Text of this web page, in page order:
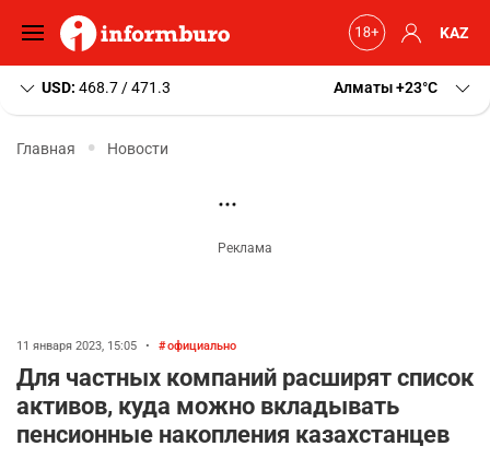
KAZ
USD: 468.7 / 471.3 Алматы+23 C
Главная Новости
11 января 2023, 15:05 • официально
Для частных компаний расширят список
активов, куда можно вкладывать
пенсионные накопления казахстанцев